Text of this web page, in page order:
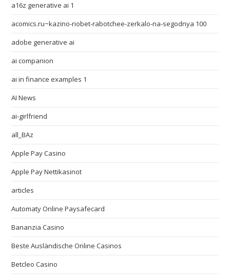
a16z generative ai 1
acomics.ru~kazino-riobet-rabotchee-zerkalo-na-segodnya 100
adobe generative ai
ai companion
ai in finance examples 1
AI News
ai-girlfriend
all_BAz
Apple Pay Casino
Apple Pay Nettikasinot
articles
Automaty Online Paysafecard
Bananzia Casino
Beste Ausländische Online Casinos
Betcleo Casino